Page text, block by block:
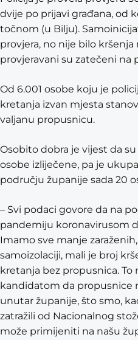
dvije po prijavi građana, od
točnom (u Bilju).
provjera, no nije bilo kršenja
provjeravani su zatečeni na
Od 6.001 osobe koju je
kretanja izvan mjesta
valjanu propusnicu.
Osobito dobra je vijest da
osobe izliječene, pa je
području županije sada 20
– Svi podaci govore da na
pandemiju koronavirusom
Imamo sve manje
samoizolaciji, mali je broj
kretanja bez propusnica. To
kandidatom da propusnice
unutar županije, što smo,
zatražili od Nacionalnog
može primijeniti na našu